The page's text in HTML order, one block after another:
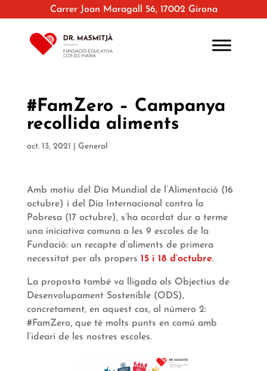
Carrer Joan Maragall 56, 17002 Girona
#FamZero – Campanya
recollida aliments
oct. 13, 2021 General
Amb motiu del Dia Mundial de l’Alimentació (16
octubre) i del Dia Internacional contra la
Pobresa (17 octubre), s’ha acordat dur a terme
una iniciativa comuna a les 9 escoles de la
Fundació: un recapte d’aliments de primera
necessitat per als propers 15 i 18 d’octubre.
La proposta també va lligada als Objectius de
Desenvolupament Sostenible (ODS),
concretament, en aquest cas, al número 2:
#FamZero, que té molts punts en comú amb
l’ideari de les nostres escoles.